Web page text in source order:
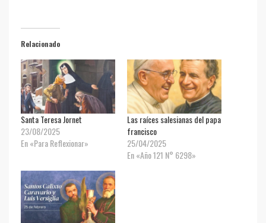
Relacionado
Santa Teresa Jornet
23/08/2025
En «Para Reflexionar»
Las raíces salesianas del papa
francisco
25/04/2025
En «Año 121 N° 6298»